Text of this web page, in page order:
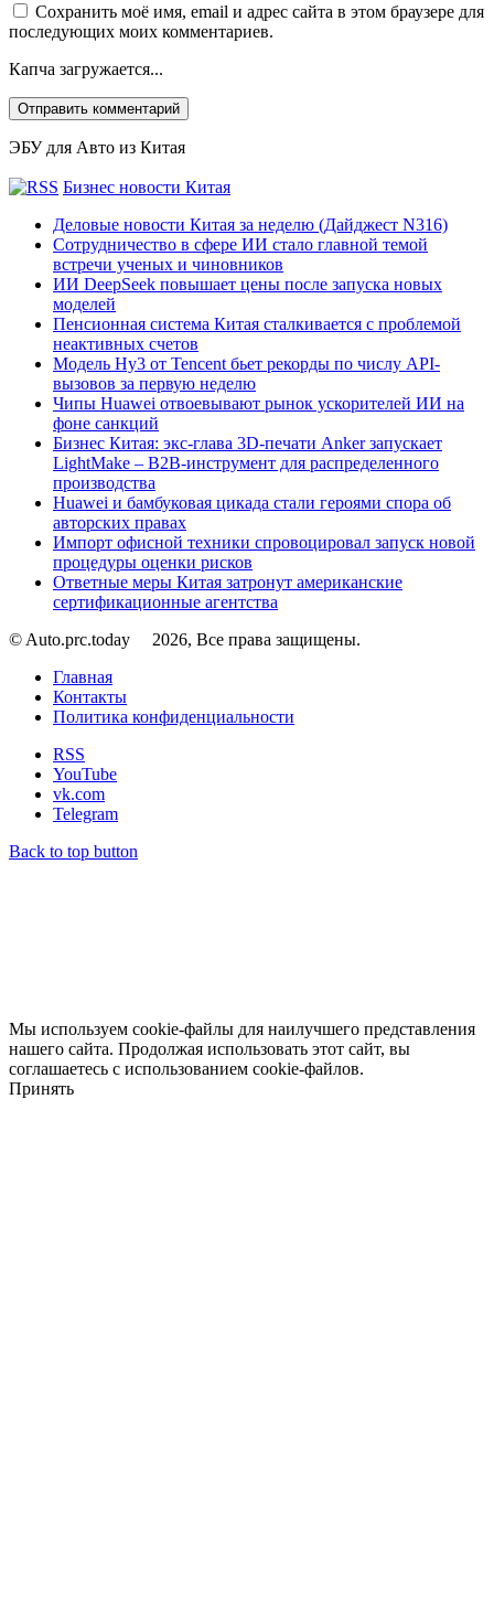
Сохранить моё имя, email и адрес сайта в этом браузере для
последующих моих комментариев.
Капча загружается...
ЭБУ для Авто из Китая
Бизнес новости Китая
Деловые новости Китая за неделю (Дайджест N316)
Сотрудничество в сфере ИИ стало главной темой
встречи ученых и чиновников
ИИ DeepSeek повышает цены после запуска новых
моделей
Пенсионная система Китая сталкивается с проблемой
неактивных счетов
Модель Hy3 от Tencent бьет рекорды по числу API-
вызовов за первую неделю
Чипы Huawei отвоевывают рынок ускорителей ИИ на
фоне санкций
Бизнес Китая: экс-глава 3D-печати Anker запускает
LightMake – B2B-инструмент для распределенного
производства
Huawei и бамбуковая цикада стали героями спора об
авторских правах
Импорт офисной техники спровоцировал запуск новой
процедуры оценки рисков
Ответные меры Китая затронут американские
сертификационные агентства
© Auto.prc.today
2026, Все права защищены.
Главная
Контакты
Политика конфиденциальности
RSS
YouTube
vk.com
Telegram
Back to top button
Мы используем cookie-файлы для наилучшего представления
нашего сайта. Продолжая использовать этот сайт, вы
соглашаетесь с использованием cookie-файлов.
Принять